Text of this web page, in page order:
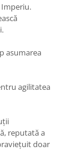
asumarea
agilitatea
reputată a
doar